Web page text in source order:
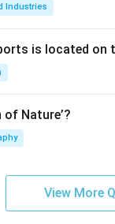
Industries
is located on
Nature’?
View More